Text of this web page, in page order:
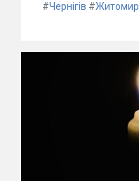
#Чернігів #Житомир